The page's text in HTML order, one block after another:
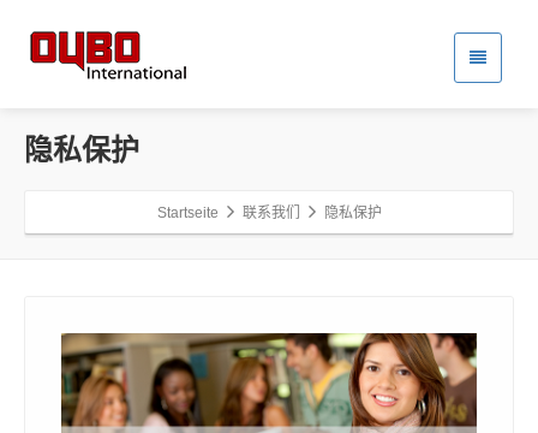
隐私保护
Startseite 联系我们 隐私保护